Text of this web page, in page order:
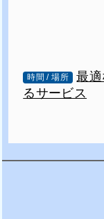
時間 / 場所
最
るサービス